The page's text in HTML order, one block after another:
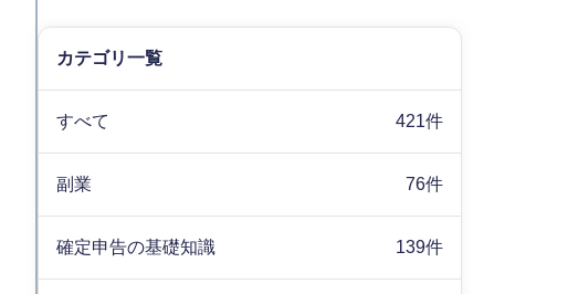
カテゴリ一覧
すべて 421件
副業 76件
確定申告の基礎知識 139件